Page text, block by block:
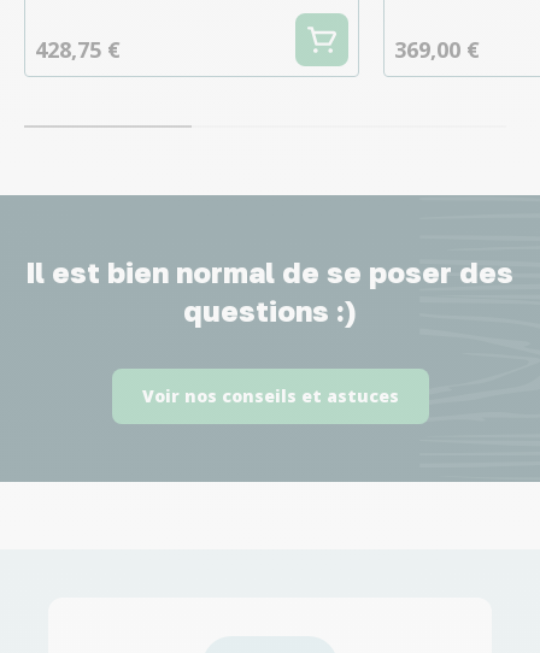
428,75 € 369,00 €
Il est bien normal de se poser des
questions :)
Voir nos conseils et astuces